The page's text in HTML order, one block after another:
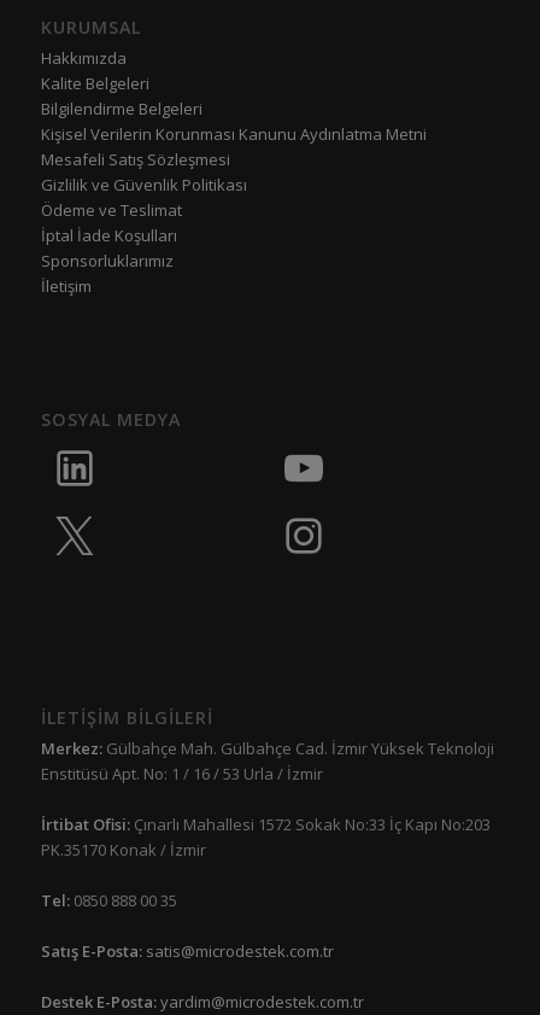
KURUMSAL
Hakkımızda
Kalite Belgeleri
Bilgilendirme Belgeleri
Kişisel Verilerin Korunması Kanunu Aydınlatma Metni
Mesafeli Satış Sözleşmesi
Gizlilik ve Güvenlik Politikası
Ödeme ve Teslimat
İptal İade Koşulları
Sponsorluklarımız
İletişim
SOSYAL MEDYA
İLETİŞİM BİLGİLERİ
Merkez:Gülbahçe Mah. Gülbahçe Cad. İzmir Yüksek Teknoloji
Enstitüsü Apt. No: 1 / 16 / 53 Urla / İzmir
İrtibat Ofisi: Çınarlı Mahallesi 1572 Sokak No:33 İç Kapı No:203
PK.35170 Konak / İzmir
Tel:0850 888 00 35
Satış E-Posta: satis@microdestek.com.tr
Destek E-Posta:yardim@microdestek.com.tr